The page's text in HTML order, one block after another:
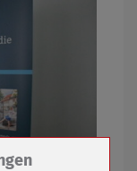
Cookies /